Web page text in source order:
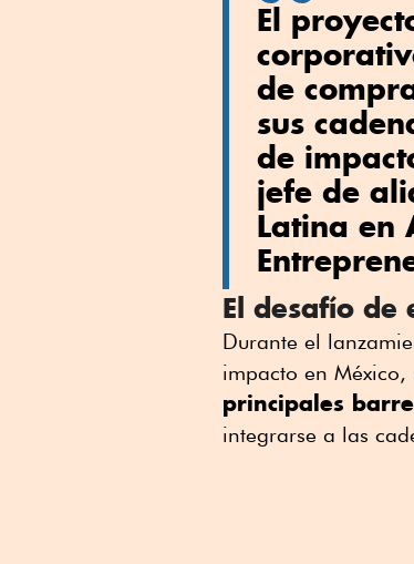
El
de
sus
de
jefe de
Latina en
El desafío de
Durante el
impacto en
principales
integrarse a las